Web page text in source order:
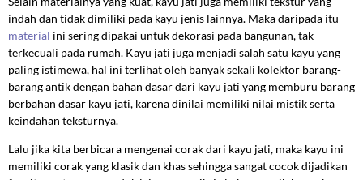
indah dan tidak dimiliki pada kayu jenis lainnya. Maka daripada itu
material ini sering dipakai untuk dekorasi pada bangunan, tak
terkecuali pada rumah. Kayu jati juga menjadi salah satu kayu yang
paling istimewa, hal ini terlihat oleh banyak sekali kolektor barang-
barang antik dengan bahan dasar dari kayu jati yang memburu barang
berbahan dasar kayu jati, karena dinilai memiliki nilai mistik serta
keindahan teksturnya.
Lalu jika kita berbicara mengenai corak dari kayu jati, maka kayu ini
memiliki corak yang klasik dan khas sehingga sangat cocok dijadikan